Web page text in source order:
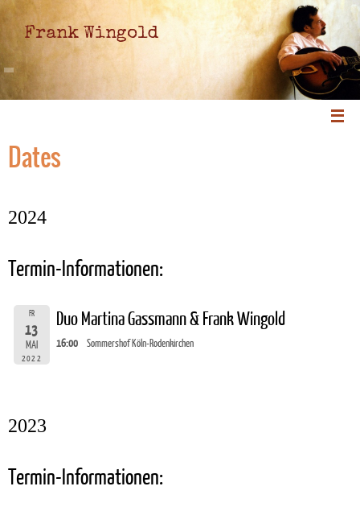
Frank Wingold
Dates
2024
Termin-Informationen:
FR
13
MAI
2022
Duo Martina Gassmann & Frank Wingold
16:00 Sommershof Köln-Rodenkirchen
2023
Termin-Informationen: